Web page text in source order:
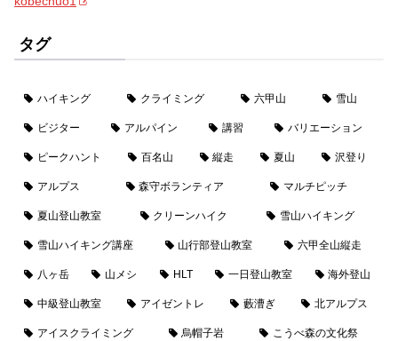
タグ
ハイキング クライミング 六甲山 雪山
ビジター アルパイン 講習 バリエーション
ピークハント 百名山 縦走 夏山 沢登り
アルプス 森守ボランティア マルチピッチ
夏山登山教室 クリーンハイク 雪山ハイキング
雪山ハイキング講座 山行部登山教室 六甲全山縦走
八ヶ岳 山メシ HLT 一日登山教室 海外登山
中級登山教室 アイゼントレ 藪漕ぎ 北アルプス
アイスクライミング 烏帽子岩 こうべ森の文化祭